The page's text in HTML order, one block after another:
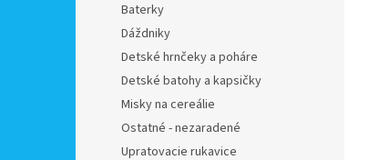
Baterky
Dáždniky
Detské hrnčeky a poháre
Detské batohy a kapsičky
Misky na cereálie
Ostatné - nezaradené
Upratovacie rukavice